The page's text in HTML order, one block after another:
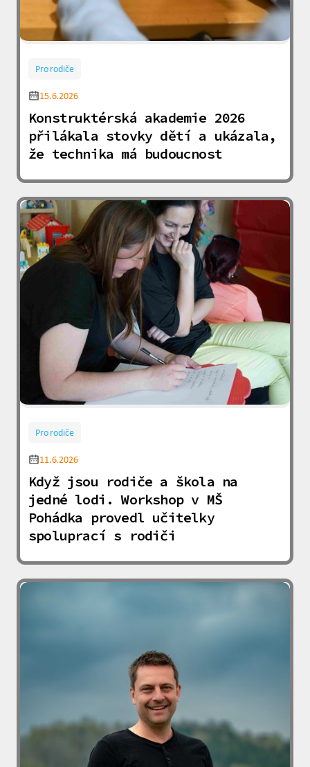
Pro rodiče
15.6.2026
Konstruktérská akademie 2026
přilákala stovky dětí a ukázala,
že technika má budoucnost
Pro rodiče
11.6.2026
Když jsou rodiče a škola na
jedné lodi. Workshop v MŠ
Pohádka provedl učitelky
spoluprací s rodiči